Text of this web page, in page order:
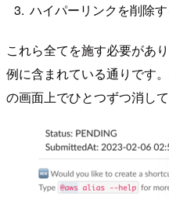
ハイパーリンクを削除
これら全てを施す必要があ
例に含まれている通りです
の画面上でひとつずつ消し